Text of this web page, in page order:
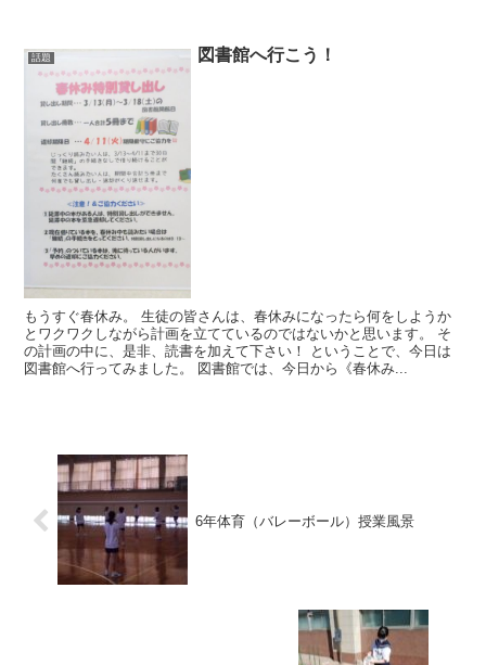
話題 図書館へ行こう！
もうすぐ春休み。 生徒の皆さんは、春休みになったら何をしようか
とワクワクしながら計画を立てているのではないかと思います。 そ
の計画の中に、是非、読書を加えて下さい！ ということで、今日は
図書館へ行ってみました。 図書館では、今日から《春休み...
6年体育（バレーボール）授業風景